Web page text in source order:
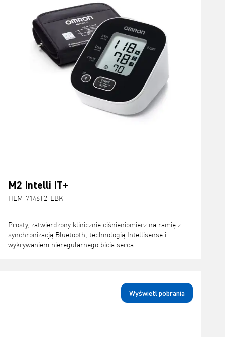
M2 Intelli IT+
HEM-7146T2-EBK
Prosty, zatwierdzony klinicznie ciśnieniomierz na ramię z
synchronizacją Bluetooth, technologią Intellisense i
wykrywaniem nieregularnego bicia serca.
Wyświetl pobrania